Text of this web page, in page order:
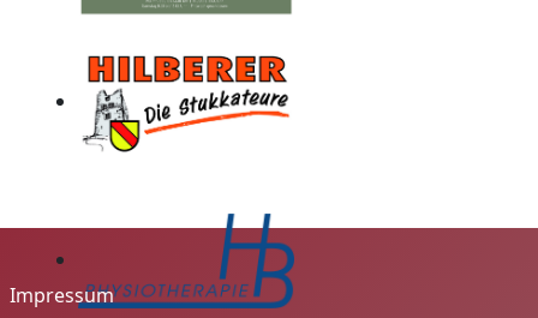
Impressum